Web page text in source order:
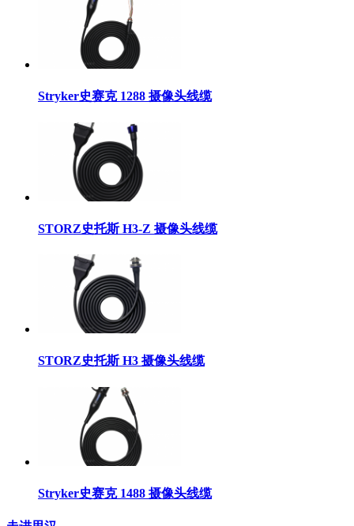
Stryker史赛克 1288 摄像头线缆
STORZ史托斯 H3-Z 摄像头线缆
STORZ史托斯 H3 摄像头线缆
Stryker史赛克 1488 摄像头线缆